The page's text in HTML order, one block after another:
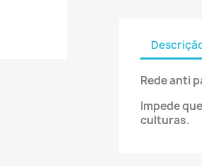
Rede anti
Impede
culturas.